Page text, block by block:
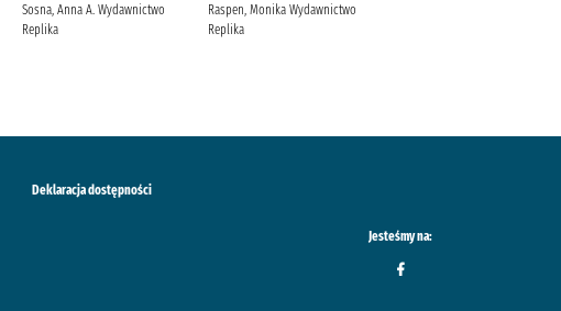
Sosna, Anna A. Wydawnictwo
Replika
Raspen, Monika Wydawnictwo
Replika
Deklaracja dostępności
Jesteśmy na: